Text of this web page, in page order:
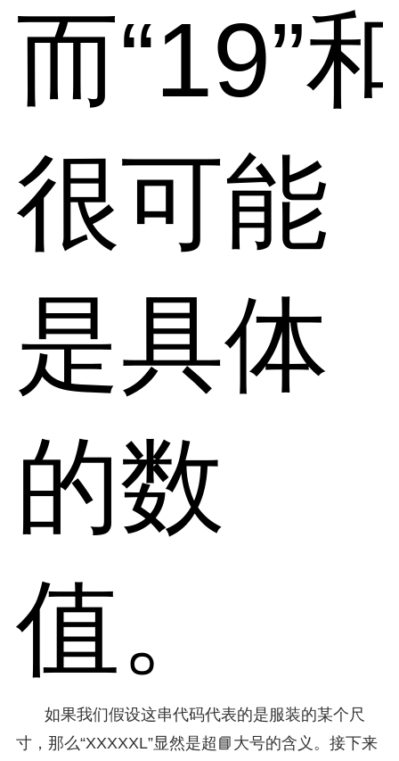
而“19”
很可能
是具体
的数
值。
如果我们假设这串代码代表的是服装的某个尺
寸，那么“XXXXXL”显然是超📘大号的含义。接下来